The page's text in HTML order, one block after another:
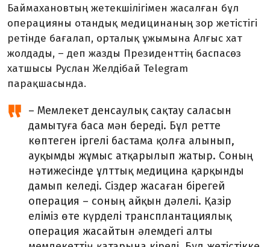
Баймахановтың жетекшілігімен жасалған бұл
операцияны отандық медицинаның зор жетістігі
ретінде бағалап, орталық ұжымына Алғыс хат
жолдады, – деп жазды Президенттің баспасөз
хатшысы Руслан Желдібай Telegram
парақшасында.
– Мемлекет денсаулық сақтау саласын
дамытуға баса мән береді. Бұл ретте
көптеген іргелі бастама қолға алынып,
ауқымды жұмыс атқарылып жатыр. Соның
нәтижесінде ұлттық медицина қарқынды
дамып келеді. Сіздер жасаған бірегей
операция – соның айқын дәлелі. Қазір
еліміз өте күрделі трансплантациялық
операция жасайтын әлемдегі алты